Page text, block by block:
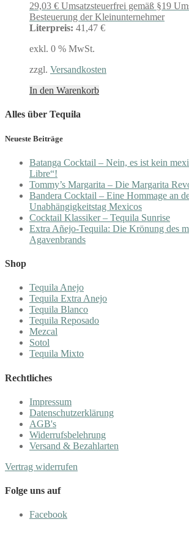
29,03 € Umsatzsteuerfrei gemäß §19
Besteuerung der Kleinunternehmer
Literpreis: 41,47 €
exkl. 0 % MwSt.
zzgl. Versandkosten
In den Warenkorb
Alles über Tequila
Neueste Beiträge
Batanga Cocktail – Nein, es ist kein
Libre“!
Tommy’s Margarita – Die Margarita
Bandera Cocktail – Eine Hommage an
Unabhängigkeitstag Mexicos
Cocktail Klassiker – Tequila Sunrise
Extra Añejo-Tequila: Die Krönung des
Agavenbrands
Shop
Tequila Anejo
Tequila Extra Anejo
Tequila Blanco
Tequila Reposado
Mezcal
Sotol
Tequila Mixto
Rechtliches
Impressum
Datenschutzerklärung
AGB's
Widerrufsbelehrung
Versand & Bezahlarten
Vertrag widerrufen
Folge uns auf
Facebook